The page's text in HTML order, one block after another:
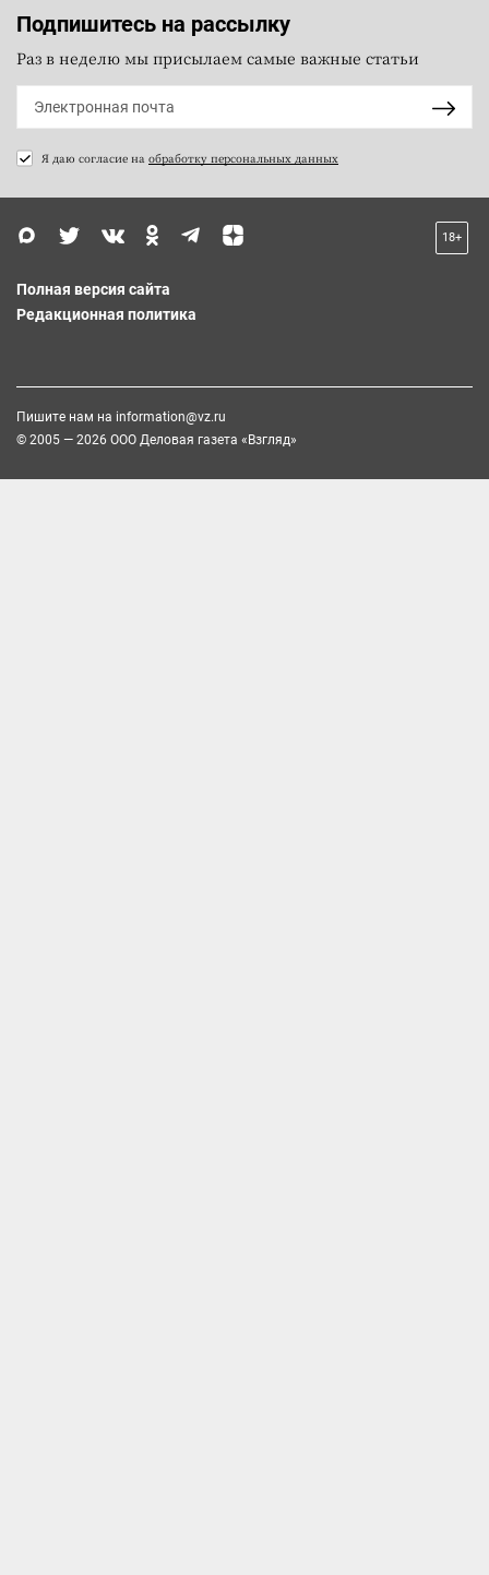
Подпишитесь на рассылку
Раз в неделю мы присылаем самые важные статьи
Я даю согласие на обработку персональных данных
18+
Полная версия сайта
Редакционная политика
Пишите нам на information@vz.ru
© 2005 — 2026 ООО Деловая газета «Взгляд»